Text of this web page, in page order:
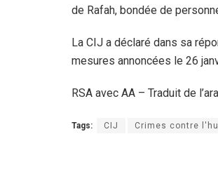
de Rafah, bondée de
La CIJ a déclaré dans sa
mesures annoncées le 26
RSA avec AA – Traduit de
Tags: CIJ Crimes contre